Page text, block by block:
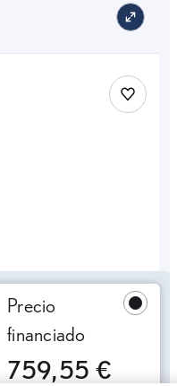
Save car
Precio
financiado
759,55 €